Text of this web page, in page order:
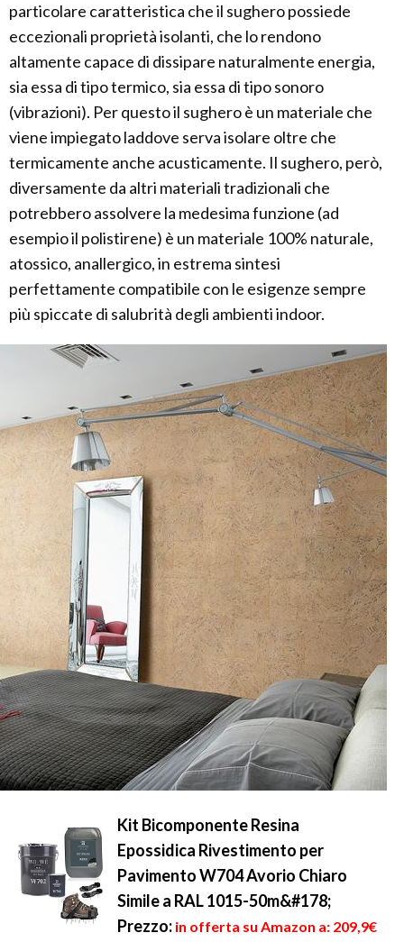
particolare caratteristica che il sughero possiede
eccezionali proprietà isolanti, che lo rendono
altamente capace di dissipare naturalmente energia,
sia essa di tipo termico, sia essa di tipo sonoro
(vibrazioni). Per questo il sughero è un materiale che
viene impiegato laddove serva isolare oltre che
termicamente anche acusticamente. Il sughero, però,
diversamente da altri materiali tradizionali che
potrebbero assolvere la medesima funzione (ad
esempio il polistirene) è un materiale 100% naturale,
atossico, anallergico, in estrema sintesi
perfettamente compatibile con le esigenze sempre
più spiccate di salubrità degli ambienti indoor.
Kit Bicomponente Resina
Epossidica Rivestimento per
Pavimento W704 Avorio Chiaro
Simile a RAL 1015-50m&#178;
Prezzo: in offerta su Amazon a: 209,9€